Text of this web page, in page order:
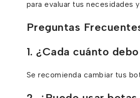
para evaluar tus necesidades
Preguntas
1. ¿Cada cuánto
Se recomienda cambiar tus